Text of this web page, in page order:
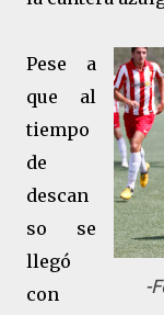
-
Pese a
que al
tiempo
de
descan
so se
llegó
con